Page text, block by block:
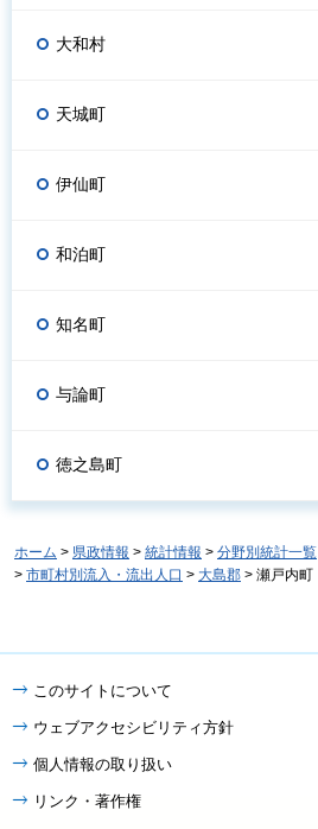
大和村
天城町
伊仙町
和泊町
知名町
与論町
徳之島町
ホーム > 県政情報 > 統計情報 > 分野別統計一覧
> 市町村別流入・流出人口 > 大島郡 > 瀬戸内町
このサイトについて
ウェブアクセシビリティ方針
個人情報の取り扱い
リンク・著作権